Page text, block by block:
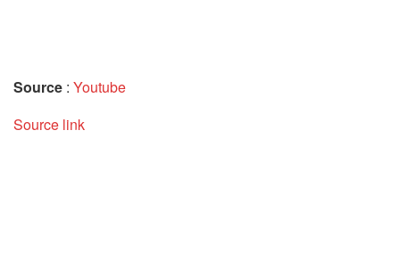
Source : Youtube
Source link